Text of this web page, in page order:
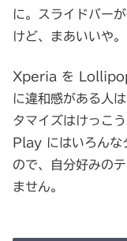
に。スライドバー
けど、まあいいや。
Xperia を Lollipop
に違和感がある人
タマイズはけっこ
Play にはいろんな
ので、自分好みの
ません。